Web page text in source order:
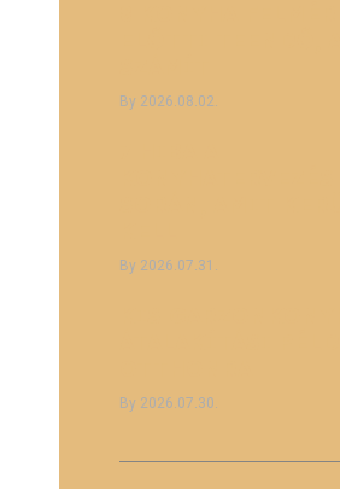
2026.08.02.
2026.07.31.
2026.07.30.